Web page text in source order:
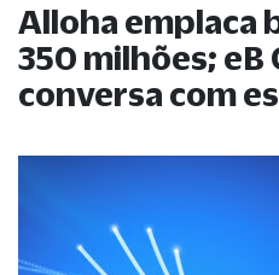
Alloha emplaca
350 milhões; eB
conversa com